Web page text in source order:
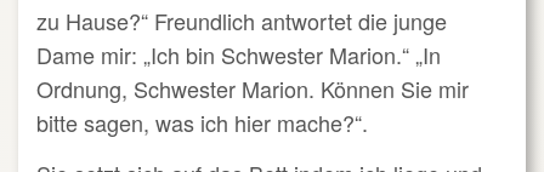
zu Hause?“ Freundlich antwortet die junge
Dame mir: „Ich bin Schwester Marion.“ „In
Ordnung, Schwester Marion. Können Sie mir
bitte sagen, was ich hier mache?“.